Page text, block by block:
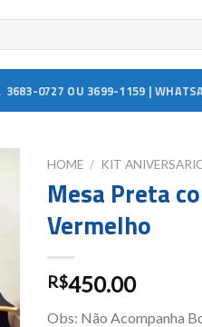
3683-0727 OU 3699-1159 |
HOME / KIT
Mesa Preta
Vermelho
R$450.00
Obs: Não Acompanha